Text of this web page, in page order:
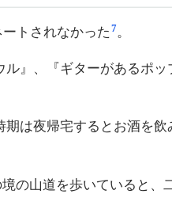
トされなかった 7。
』、『ギターがあるポ
は夜帰宅するとお酒を
の山道を歩いていると、